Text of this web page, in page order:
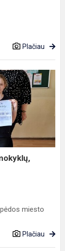
Plačiau
miesto
Plačiau